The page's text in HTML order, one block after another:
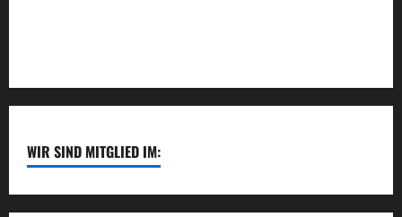
WIR SIND MITGLIED IM: